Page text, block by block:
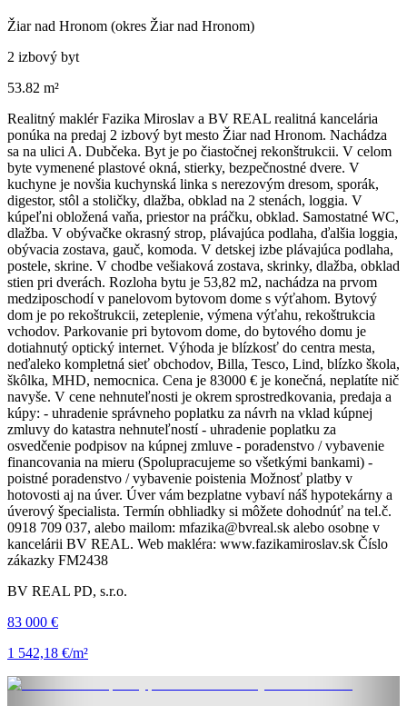
Žiar nad Hronom (okres Žiar nad Hronom)
2 izbový byt
53.82 m²
Realitný maklér Fazika Miroslav a BV REAL realitná kancelária
ponúka na predaj 2 izbový byt mesto Žiar nad Hronom. Nachádza
sa na ulici A. Dubčeka. Byt je po čiastočnej rekonštrukcii. V celom
byte vymenené plastové okná, stierky, bezpečnostné dvere. V
kuchyne je novšia kuchynská linka s nerezovým dresom, sporák,
digestor, stôl a stoličky, dlažba, obklad na 2 stenách, loggia. V
kúpeľni obložená vaňa, priestor na práčku, obklad. Samostatné WC,
dlažba. V obývačke okrasný strop, plávajúca podlaha, ďalšia loggia,
obývacia zostava, gauč, komoda. V detskej izbe plávajúca podlaha,
postele, skrine. V chodbe vešiaková zostava, skrinky, dlažba, obklad
stien pri dverách. Rozloha bytu je 53,82 m2, nachádza na prvom
medziposchodí v panelovom bytovom dome s výťahom. Bytový
dom je po rekoštrukcii, zeteplenie, výmena výťahu, rekoštrukcia
vchodov. Parkovanie pri bytovom dome, do bytového domu je
dotiahnutý optický internet. Výhoda je blízkosť do centra mesta,
neďaleko kompletná sieť obchodov, Billa, Tesco, Lind, blízko škola,
škôlka, MHD, nemocnica. Cena je 83000 € je konečná, neplatíte nič
navyše. V cene nehnuteľnosti je okrem sprostredkovania, predaja a
kúpy: - uhradenie správneho poplatku za návrh na vklad kúpnej
zmluvy do katastra nehnuteľností - uhradenie poplatku za
osvedčenie podpisov na kúpnej zmluve - poradenstvo / vybavenie
financovania na mieru (Spolupracujeme so všetkými bankami) -
poistné poradenstvo / vybavenie poistenia Možnosť platby v
hotovosti aj na úver. Úver vám bezplatne vybaví náš hypotekárny a
úverový špecialista. Termín obhliadky si môžete dohodnúť na tel.č.
0918 709 037, alebo mailom: mfazika@bvreal.sk alebo osobne v
kancelárii BV REAL. Web makléra: www.fazikamiroslav.sk Číslo
zákazky FM2438
BV REAL PD, s.r.o.
83 000 €
1 542,18 €/m²